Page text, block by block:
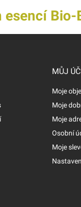
Bio-
MŮJ
Moje
Moje
Moje
Osobní
Moje